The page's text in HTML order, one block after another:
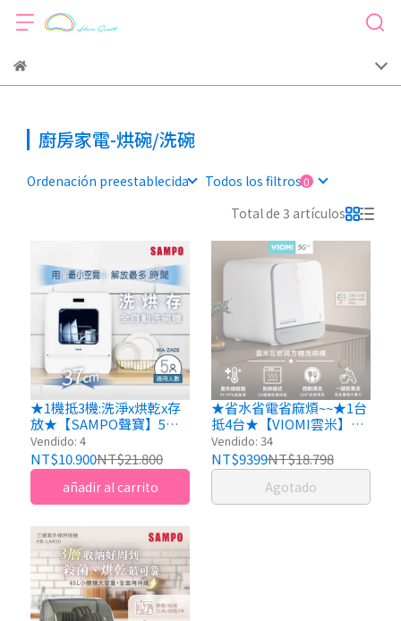
廚房家電-烘碗/洗碗
Ordenación preestablecida
Todos los filtros
Total de 3 artículos
★1機抵3機:洗淨x烘乾x存
放★【SAMPO聲寶】5人
份窄速洗3in1全自動洗碗
機 WA-ZA05
Vendido: 4
NT$10.900NT$21.800
añadir al carrito
★省水省電省麻煩~~★1台
抵4台★【VIOMI雲米】互
聯網方糖洗碗機 VDW0402
智砥家
Vendido: 34
NT$9399NT$18.798
Agotado